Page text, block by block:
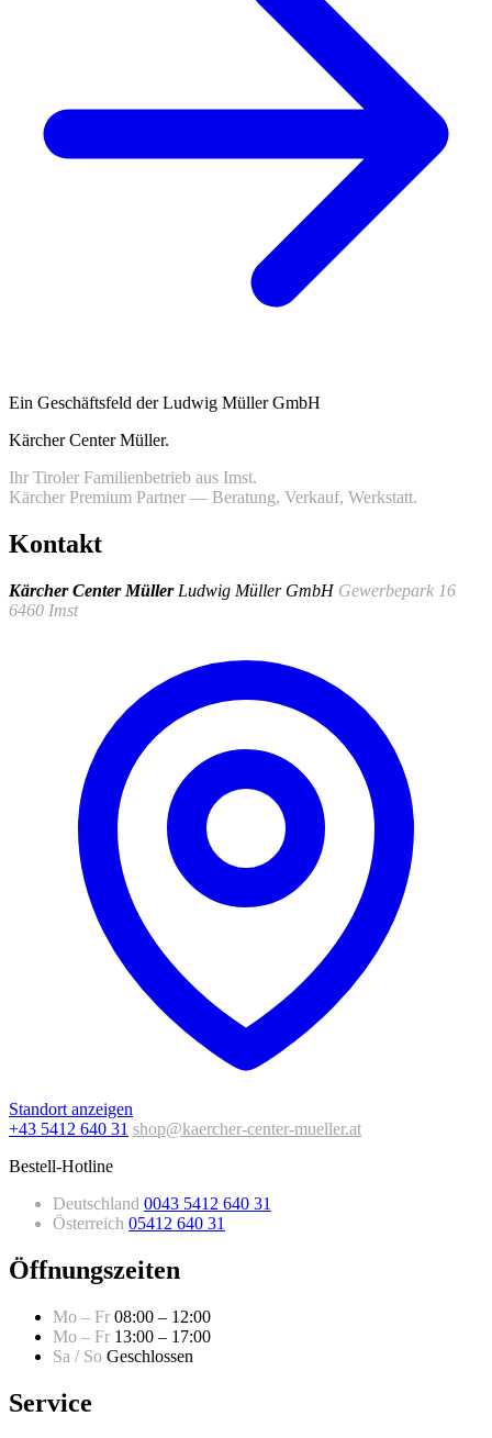
Ein Geschäftsfeld der Ludwig Müller GmbH
Kärcher Center Müller.
Ihr Tiroler Familienbetrieb aus Imst.
Kärcher Premium Partner — Beratung, Verkauf, Werkstatt.
Kontakt
Kärcher Center Müller Ludwig Müller GmbH Gewerbepark 16
6460 Imst
Standort anzeigen
+43 5412 640 31 shop@kaercher-center-mueller.at
Bestell-Hotline
Deutschland 0043 5412 640 31
Österreich 05412 640 31
Öffnungszeiten
Mo – Fr 08:00 – 12:00
Mo – Fr 13:00 – 17:00
Sa / So Geschlossen
Service